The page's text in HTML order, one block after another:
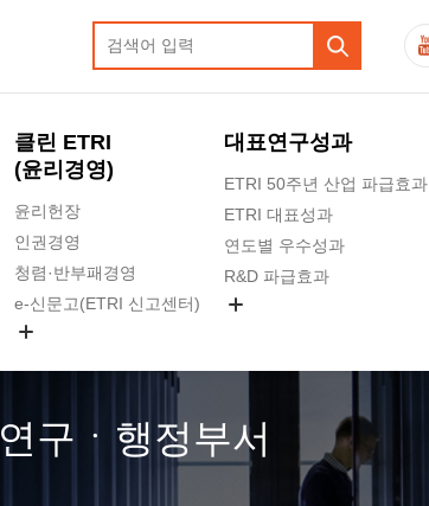
클린 ETRI
(윤리경영)
윤리헌장
인권경영
청렴·반부패경영
e-신문고(ETRI 신고센터)
고객의소리
수의계약 현황
대표연구성과
ETRI 50주년 산업 파급효과
ETRI 대표성과
연도별 우수성과
R&D 파급효과
연구ㆍ행정부서